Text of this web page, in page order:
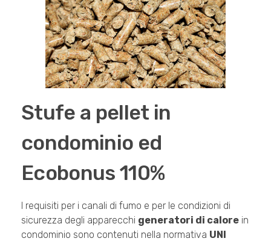
Stufe a pellet in
condominio ed
Ecobonus 110%
I requisiti per i canali di fumo e per le condizioni di
sicurezza degli apparecchi generatori di calore in
condominio sono contenuti nella normativa UNI